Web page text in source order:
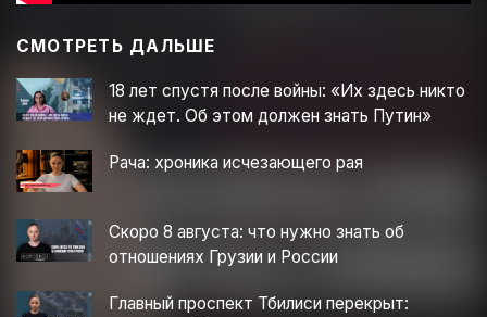
СМОТРЕТЬ ДАЛЬШЕ
18 лет спустя после войны: «Их здесь никто
не ждет. Об этом должен знать Путин»
Рача: хроника исчезающего рая
Скоро 8 августа: что нужно знать об
отношениях Грузии и России
Главный проспект Тбилиси перекрыт: